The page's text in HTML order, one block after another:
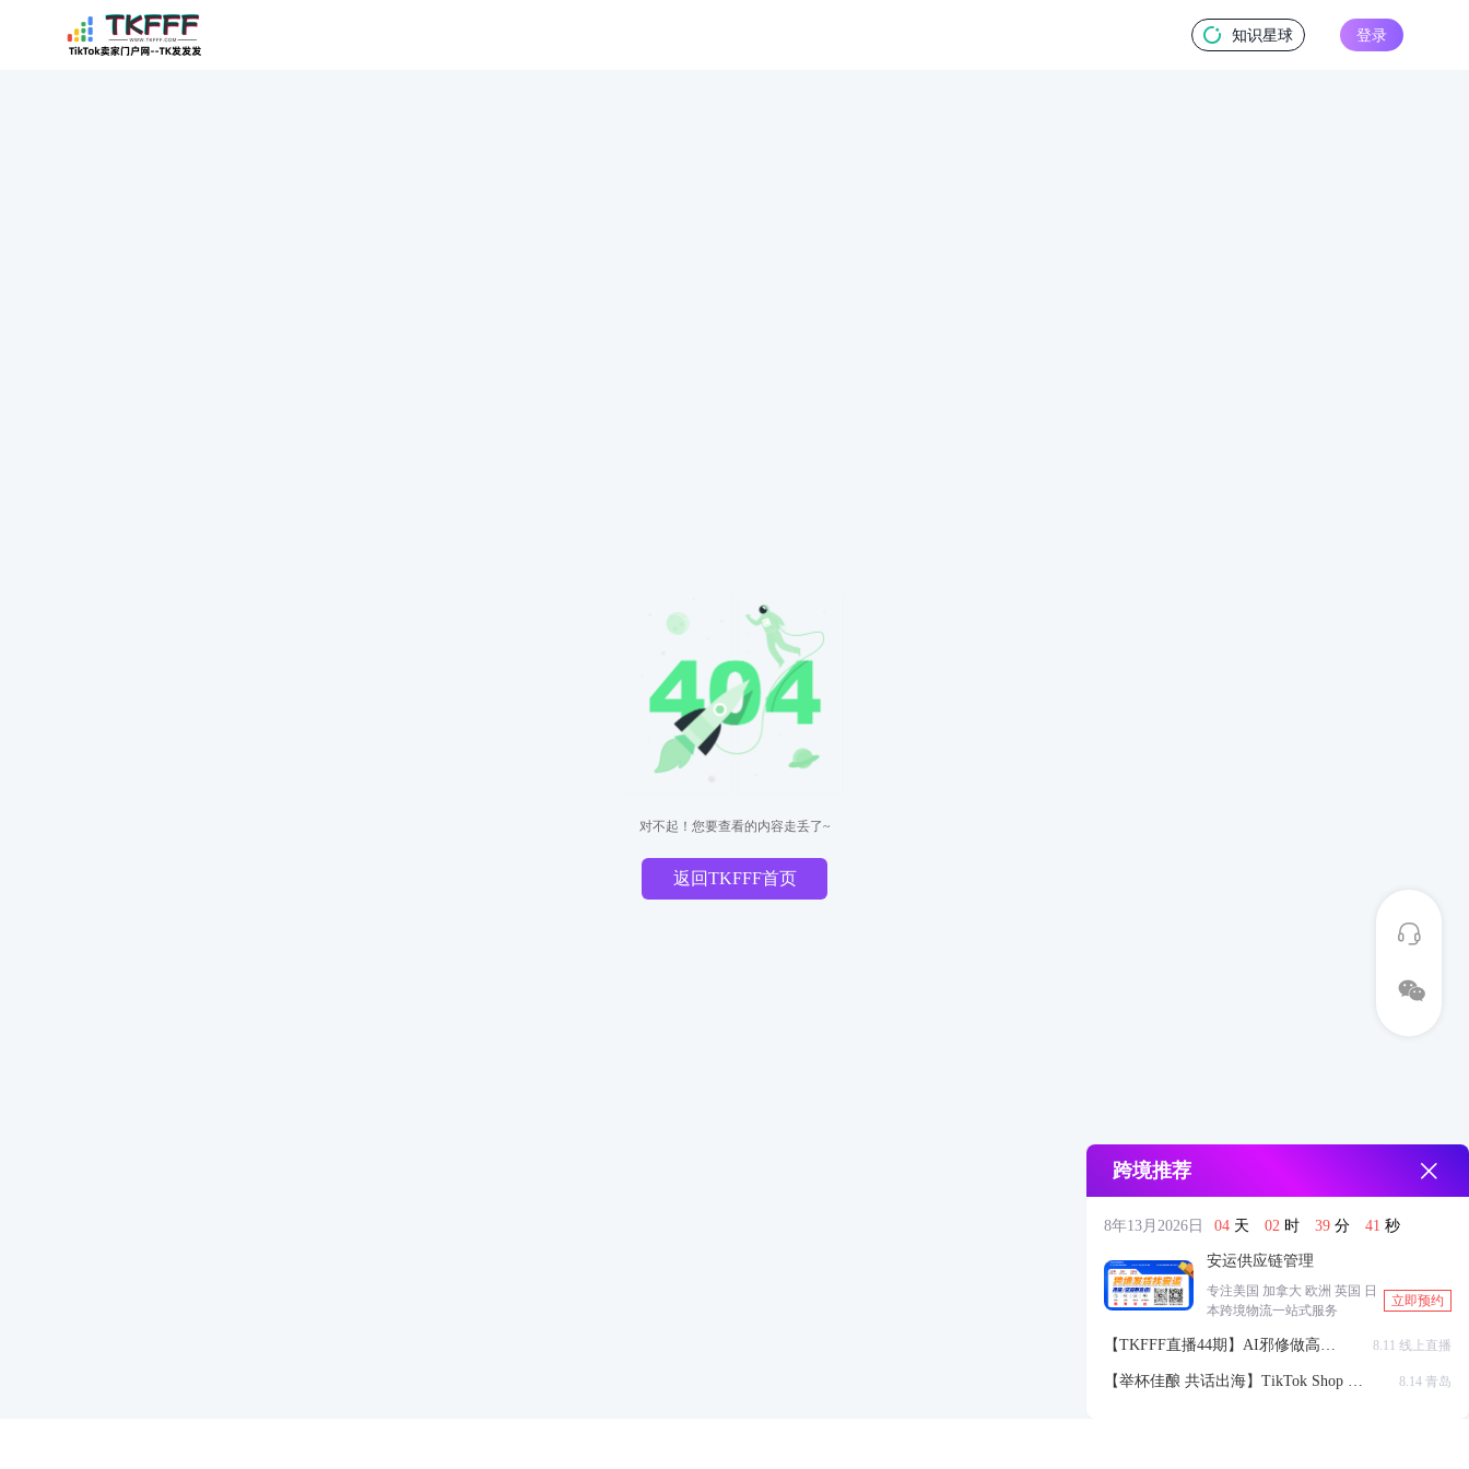
知识星球 登录
对不起！您要查看的内容走丢了~
返回TKFFF首页
跨境推荐
8年13月2026日 04 天 02 时 39 分 41 秒
安运供应链管理
专注美国 加拿大 欧洲 英国 日
本跨境物流一站式服务
立即预约
【TKFFF直播44期】AI邪修做高点
带货视频
8.11 线上直播
【举杯佳酿 共话出海】TikTok Shop 全
8.14 青岛